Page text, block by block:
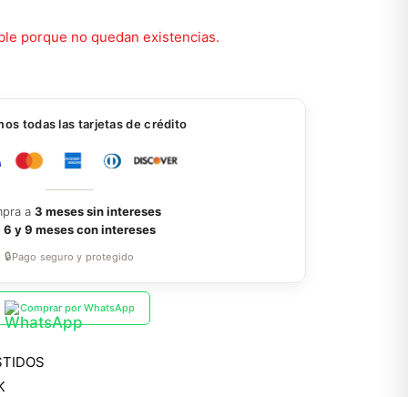
porque no quedan existencias.
todas las tarjetas de crédito
a 3 meses sin intereses
6 y 9 meses con intereses
🔒Pago seguro y protegido
Comprar por WhatsApp